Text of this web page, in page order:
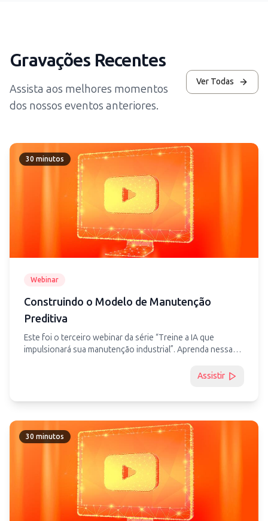
Gravações Recentes
Assista aos melhores momentos
dos nossos eventos anteriores.
Ver Todas
30 minutos
Webinar
Construindo o Modelo de Manutenção
Preditiva
Este foi o terceiro webinar da série “Treine a IA que
impulsionará sua manutenção industrial ”. Aprenda nessa
Inteligência Artificial no contexto da indústria 4.0Assistir
30 minutos